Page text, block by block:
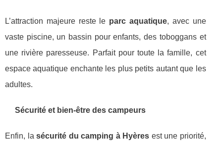
L’attraction majeure reste le parc aquatique, avec une
vaste piscine, un bassin pour enfants, des toboggans et
une rivière paresseuse. Parfait pour toute la famille, cet
espace aquatique enchante les plus petits autant que les
adultes.
Sécurité et bien-être des campeurs
Enfin, lasécurité du camping à Hyères est une priorité,